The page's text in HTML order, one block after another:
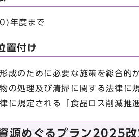
年度まで
付け
成のために必要な施策を総合的
の処理及び清掃に関する法律に
に規定される「食品ロス削減推
めぐるプラン2025改